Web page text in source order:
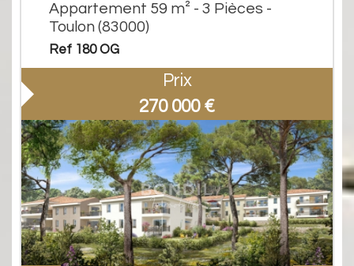
Appartement 59 m² - 3 Pièces -
Toulon (83000)
Ref 180 OG
Prix
270 000 €